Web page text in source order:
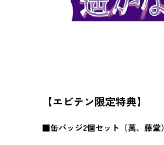
【エビテン限定特典】
■缶バッジ2個セット（萬、藤堂）